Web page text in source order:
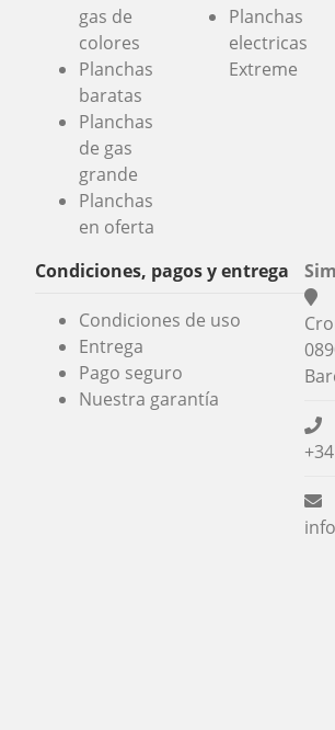
gas de
colores
Planchas
baratas
Planchas
de gas
grande
Planchas
en oferta
Planchas
electricas
Extreme
Condiciones, pagos y entrega
Condiciones de uso
Entrega
Pago seguro
Nuestra garantía